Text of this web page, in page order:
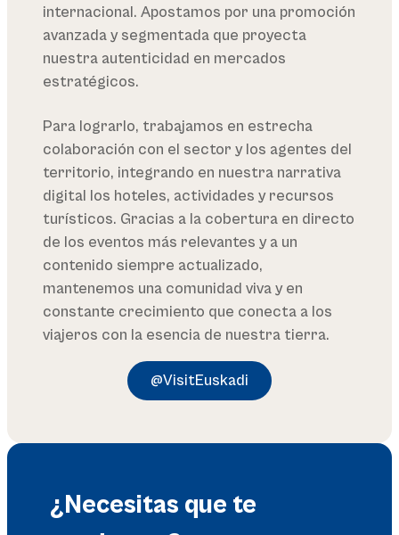
internacional. Apostamos por una promoción
avanzada y segmentada que proyecta
nuestra autenticidad en mercados
estratégicos.
Para lograrlo, trabajamos en estrecha
colaboración con el sector y los agentes del
territorio, integrando en nuestra narrativa
digital los hoteles, actividades y recursos
turísticos. Gracias a la cobertura en directo
de los eventos más relevantes y a un
contenido siempre actualizado,
mantenemos una comunidad viva y en
constante crecimiento que conecta a los
viajeros con la esencia de nuestra tierra.
@VisitEuskadi
¿Necesitas que te